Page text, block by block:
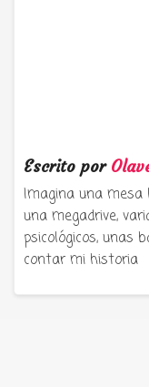
Escrito por
Imagina una mesa
una megadrive,
psicológicos, unas
contar mi historia